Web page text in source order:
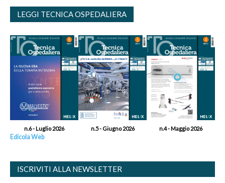
LEGGI TECNICA OSPEDALIERA
n.6 - Luglio 2026 n.5 - Giugno 2026 n.4 - Maggio 2026
Edicola Web
ISCRIVITI ALLA NEWSLETTER